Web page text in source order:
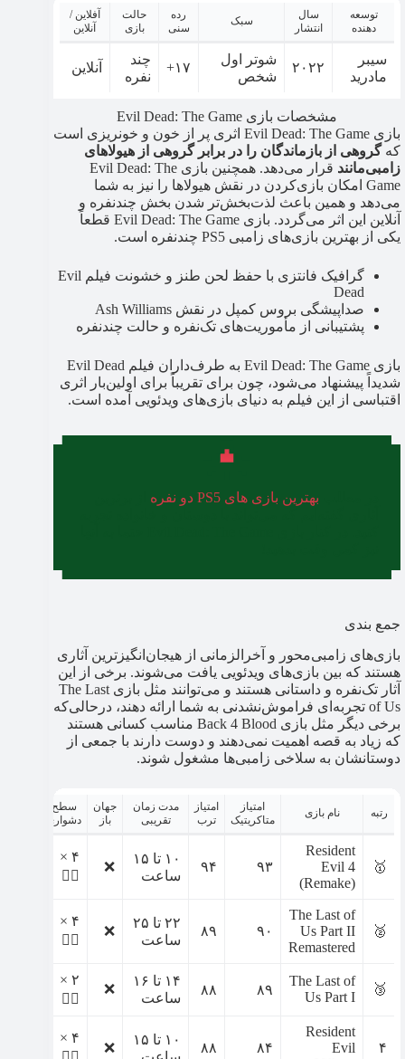
توسعه
دهنده
سال
انتشار
سبک
رده
سنی
حالت
بازی
آفلاین /
آنلاین
سیبر
مادرید
۲۰۲۲
شوتر اول
شخص
۱۷+
چند
نفره
آنلاین
مشخصات بازی Evil Dead: The Game
بازی Evil Dead: The Game اثری پر از خون و خونریزی است
کهگروهی از بازماندگان را در برابر گروهی از هیولاهای
زامبی‌مانند
قرار می‌دهد. همچنین بازی Evil Dead: The
Game امکان بازی‌کردن در نقش هیولاها را نیز به شما
می‌دهد و همین باعث لذت‌بخش‌تر شدن بخش چندنفره و
آنلاین این اثر می‌گردد. بازی Evil Dead: The Game قطعاً
یکی از بهترین بازی‌های زامبی PS5 چندنفره است.
گرافیک فانتزی با حفظ لحن طنز و خشونت فیلم Evil
Dead
صداپیشگی بروس کمپل در نقش Ash Williams
پشتیبانی از مأموریت‌های تک‌نفره و حالت چند‌نفره
بازی Evil Dead: The Game به طرف‌داران فیلم Evil Dead
شدیداً پیشنهاد می‌شود، چون برای تقریباً برای اولین‌بار اثری
اقتباسی از این فیلم به دنیای بازی‌های ویدئویی آمده است.
بهترین بازی های PS5 دو نفره
جمع بندی
بازی‌های زامبی‌محور و آخرالزمانی از هیجان‌انگیزترین آثاری
هستند که بین بازی‌های ویدئویی یافت می‌شوند. برخی از این
آثار تک‌نفره و داستانی هستند و می‌توانند مثل بازی The Last
of Us تجربه‌ای فراموش‌نشدنی به شما ارائه دهند، درحالی‌که
برخی دیگر مثل بازی Back 4 Blood مناسب کسانی هستند
که زیاد به قصه اهمیت نمی‌دهند و دوست دارند با جمعی از
دوستانشان به سلاخی زامبی‌ها مشغول شوند.
رتبه نام بازی
امتیاز
متاکریتیک
امتیاز
ترب
مدت زمان
تقریبی
جهان
باز
سطح
دشواری
🥇
Resident
Evil 4
(Remake)
۹۳ ۹۴
۱۰ تا ۱۵
ساعت
❌
۴ ×
🧟‍♀️
🥈
The Last of
Us Part II
Remastered
۹۰ ۸۹
۲۲ تا ۲۵
ساعت
❌
۴ ×
🧟‍♀️
🥉
The Last of
Us Part I
۸۹ ۸۸
۱۴ تا ۱۶
ساعت
❌
۲ ×
🧟‍♀️
۴
Resident
Evil
۸۴ ۸۸
۱۰ تا ۱۵
❌
۴ ×